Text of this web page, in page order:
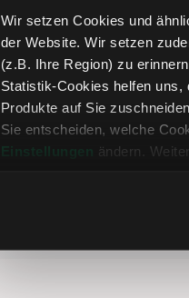
Wir setzen Cookies und
der Website. Wir setzen
(z.B. Ihre Region) zu
Statistik-Cookies helfen
Produkte auf Sie
Sie entscheiden, welche
Einstellungen
ändern.